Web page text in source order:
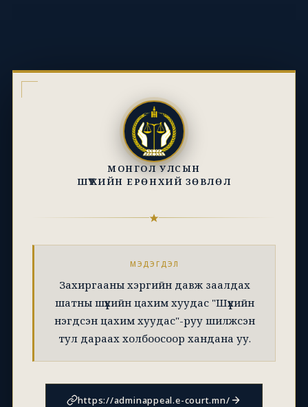
МОНГОЛ УЛСЫН
ШҮҮХИЙН ЕРӨНХИЙ ЗӨВЛӨЛ
МЭДЭГДЭЛ
Захиргааны хэргийн давж заалдах
шатны шүүхийн цахим хуудас "Шүүхийн
нэгдсэн цахим хуудас"-руу шилжсэн
тул дараах холбоосоор хандана уу.
https://adminappeal.e-court.mn/